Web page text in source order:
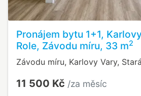
Pronájem bytu 1+1,
Role, Závodu míru, 33 m2
Závodu míru, Karlovy Vary,
11 500 Kč /za měsíc